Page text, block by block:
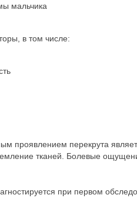
мальчика
в том числе:
проявлением перекрута
тканей. Болевые
при первом